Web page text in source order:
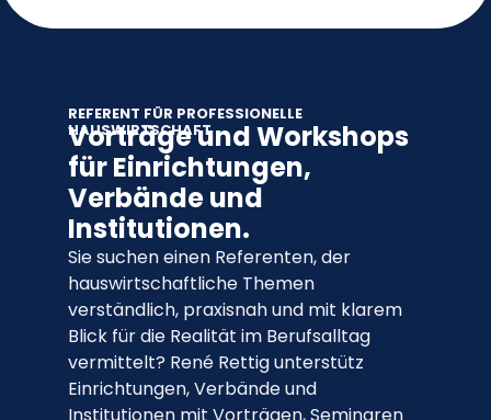
REFERENT FÜR PROFESSIONELLE
HAUSWIRTSCHAFT
Vorträge und Workshops
für Einrichtungen,
Verbände und
Institutionen.
Sie suchen einen Referenten, der
hauswirtschaftliche Themen
verständlich, praxisnah und mit klarem
Blick für die Realität im Berufsalltag
vermittelt? René Rettig unterstütz
Einrichtungen, Verbände und